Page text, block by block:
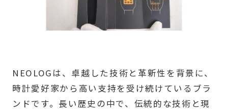
NEOLOGは、卓越した技術と革新性を背景に、
時計愛好家から高い支持を受け続けているブラ
ンドです。長い歴史の中で、伝統的な技術と現